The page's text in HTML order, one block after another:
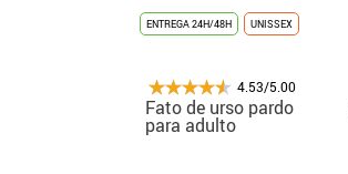
ENTREGA 24H/48H UNISSEX
4.53/5.00
Fato de urso pardo
para adulto